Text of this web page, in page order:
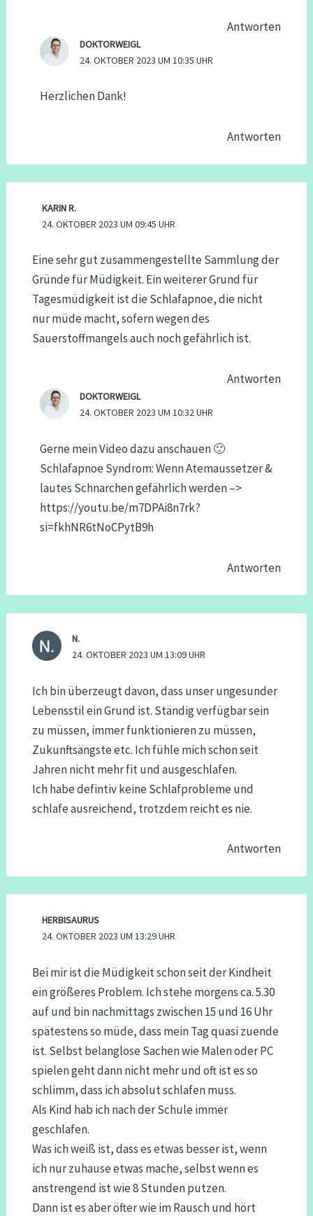
Antworten
DOKTORWEIGL
24. OKTOBER 2023 UM 10:35 UHR
Herzlichen Dank!
Antworten
KARIN R.
24. OKTOBER 2023 UM 09:45 UHR
Eine sehr gut zusammengestellte Sammlung der
Gründe für Müdigkeit. Ein weiterer Grund für
Tagesmüdigkeit ist die Schlafapnoe, die nicht
nur müde macht, sofern wegen des
Sauerstoffmangels auch noch gefährlich ist.
Antworten
DOKTORWEIGL
24. OKTOBER 2023 UM 10:32 UHR
Gerne mein Video dazu anschauen 🙂
Schlafapnoe Syndrom: Wenn Atemaussetzer &
lautes Schnarchen gefährlich werden –>
https://youtu.be/m7DPAi8n7rk?
si=fkhNR6tNoCPytB9h
Antworten
N.
24. OKTOBER 2023 UM 13:09 UHR
Ich bin überzeugt davon, dass unser ungesunder
Lebensstil ein Grund ist. Ständig verfügbar sein
zu müssen, immer funktionieren zu müssen,
Zukunftsängste etc. Ich fühle mich schon seit
Jahren nicht mehr fit und ausgeschlafen.
Ich habe defintiv keine Schlafprobleme und
schlafe ausreichend, trotzdem reicht es nie.
Antworten
HERBISAURUS
24. OKTOBER 2023 UM 13:29 UHR
Bei mir ist die Müdigkeit schon seit der Kindheit
ein größeres Problem. Ich stehe morgens ca. 5.30
auf und bin nachmittags zwischen 15 und 16 Uhr
spätestens so müde, dass mein Tag quasi zuende
ist. Selbst belanglose Sachen wie Malen oder PC
spielen geht dann nicht mehr und oft ist es so
schlimm, dass ich absolut schlafen muss.
Als Kind hab ich nach der Schule immer
geschlafen.
Was ich weiß ist, dass es etwas besser ist, wenn
ich nur zuhause etwas mache, selbst wenn es
anstrengend ist wie 8 Stunden putzen.
Dann ist es aber öfter wie im Rausch und hört